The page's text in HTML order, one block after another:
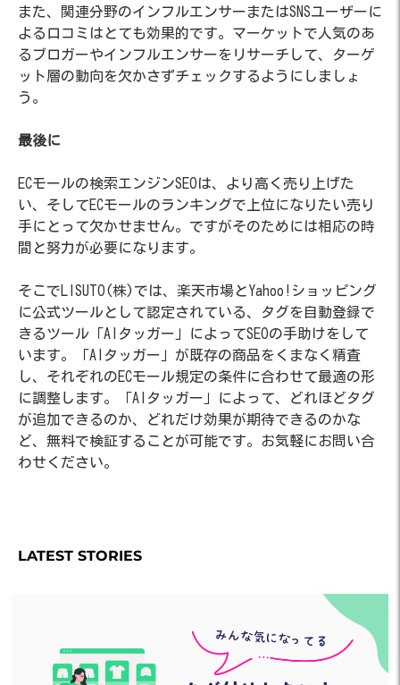
また、関連分野のインフルエンサーまたはSNSユーザーに
よる口コミはとても効果的です。マーケットで人気のあ
るブロガーやインフルエンサーをリサーチして、ターゲ
ット層の動向を欠かさずチェックするようにしましょ
う。
最後に
ECモールの検索エンジンSEOは、より高く売り上げた
い、そしてECモールのランキングで上位になりたい売り
手にとって欠かせません。ですがそのためには相応の時
間と努力が必要になります。
そこでLISUTO(株)では、楽天市場とYahoo!ショッピング
に公式ツールとして認定されている、タグを自動登録で
きるツール「AIタッガー」によってSEOの手助けをして
います。「AIタッガー」が既存の商品をくまなく精査
し、それぞれのECモール規定の条件に合わせて最適の形
に調整します。「AIタッガー」によって、どれほどタグ
が追加できるのか、どれだけ効果が期待できるのかな
ど、無料で検証することが可能です。お気軽にお問い合
わせください。
LATEST STORIES